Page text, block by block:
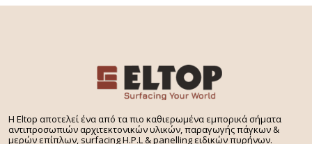
την ηλιακή ακτινοβολία
– Πρωτοποριακή δυνατότητα θερμικής
της εφαρμογής νανοτεχνολογίας στην ύλη.
H Eltop αποτελεί ένα από τα πιο καθιερωμένα εμπορικά σήματα
αντιπροσωπιών αρχιτεκτονικών υλικών, παραγωγής πάγκων &
μερών επίπλων, surfacing H.P.L & panelling ειδικών πυρήνων.